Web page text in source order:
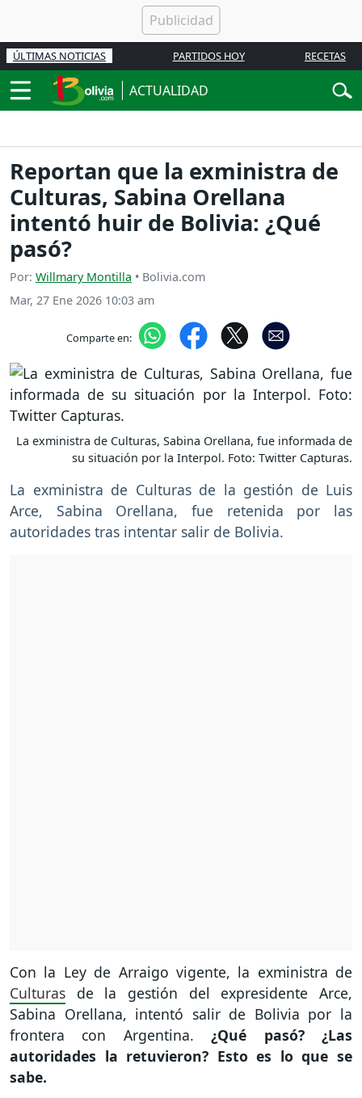
ÚLTIMAS NOTICIAS PARTIDOS HOY RECETAS
ACTUALIDAD
Reportan que la exministra de
Culturas, Sabina Orellana
intentó huir de Bolivia: ¿Qué
pasó?
Por: Willmary Montilla • Bolivia.com
Mar, 27 Ene 2026 10:03 am
Comparte en:
La exministra de Culturas, Sabina Orellana, fue informada de
su situación por la Interpol. Foto: Twitter Capturas.
La exministra de Culturas de la gestión de Luis
Arce, Sabina Orellana, fue retenida por las
autoridades tras intentar salir de Bolivia.
Con la Ley de Arraigo vigente, la exministra de
Culturas de la gestión del expresidente Arce,
Sabina Orellana, intentó salir de Bolivia por la
frontera con Argentina. ¿Qué pasó? ¿Las
autoridades la retuvieron? Esto es lo que se
sabe.